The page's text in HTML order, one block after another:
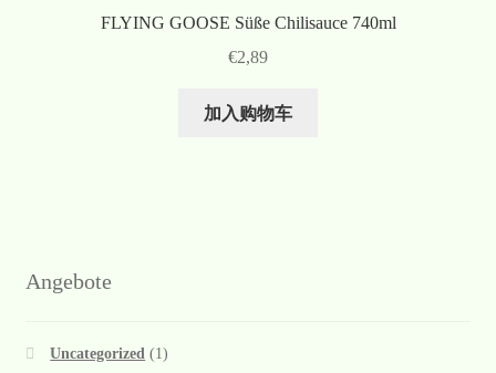
FLYING GOOSE Süße Chilisauce 740ml
€2,89
加入购物车
Angebote
Uncategorized (1)